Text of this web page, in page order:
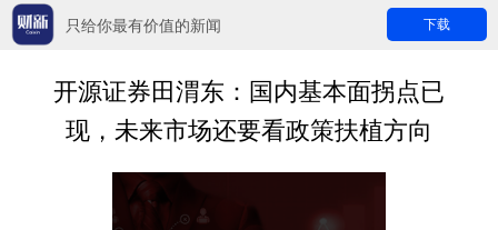
只给你最有价值的新闻 下载
开源证券田渭东：国内基本面拐点已
现，未来市场还要看政策扶植方向